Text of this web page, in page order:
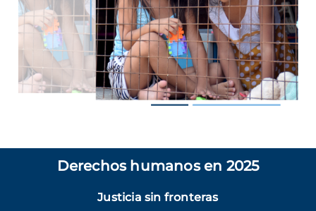
Derechos humanos en 2025
Justicia sin fronteras